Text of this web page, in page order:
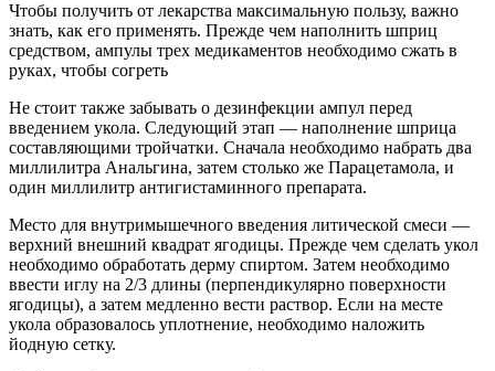
Чтобы получить от лекарства максимальную пользу, важно
знать, как его применять. Прежде чем наполнить шприц
средством, ампулы трех медикаментов необходимо сжать в
руках, чтобы согреть
Не стоит также забывать о дезинфекции ампул перед
введением укола. Следующий этап — наполнение шприца
составляющими тройчатки. Сначала необходимо набрать два
миллилитра Анальгина, затем столько же Парацетамола, и
один миллилитр антигистаминного препарата.
Место для внутримышечного введения литической смеси —
верхний внешний квадрат ягодицы. Прежде чем сделать укол
необходимо обработать дерму спиртом. Затем необходимо
ввести иглу на 2/3 длины (перпендикулярно поверхности
ягодицы), а затем медленно вести раствор. Если на месте
укола образовалось уплотнение, необходимо наложить
йодную сетку.